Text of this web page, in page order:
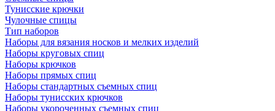
Тунисские крючки
Чулочные спицы
Тип наборов
Наборы для вязания носков и мелких изделий
Наборы круговых спиц
Наборы крючков
Наборы прямых спиц
Наборы стандартных съемных спиц
Наборы тунисских крючков
Наборы укороченных съемных спиц